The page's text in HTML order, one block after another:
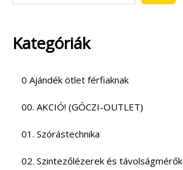
Kategóriák
0 Ajándék ötlet férfiaknak
00. AKCIÓ! (GÓCZI-OUTLET)
01. Szórástechnika
02. Szintezőlézerek és távolságmérők